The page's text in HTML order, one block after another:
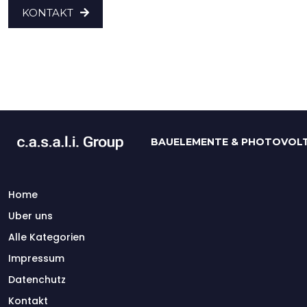
KONTAKT
BAUELEMENTE &
Home
Uber uns
Alle Kategorien
Impressum
Datenchutz
Kontakt